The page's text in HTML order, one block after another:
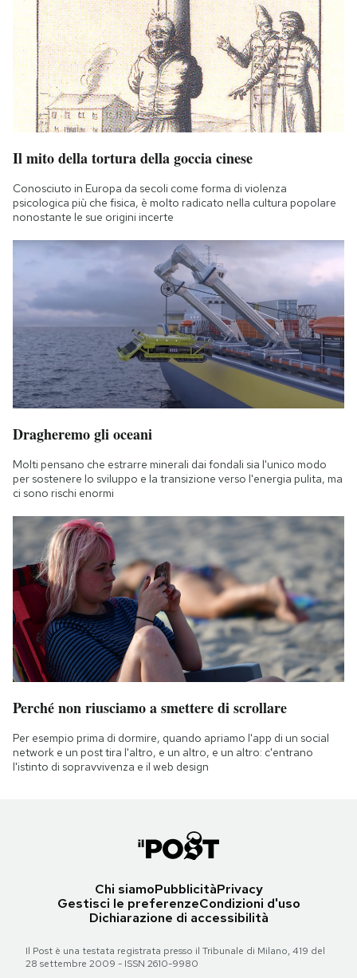
Il mito della tortura della goccia cinese
Conosciuto in Europa da secoli come forma di violenza
psicologica più che fisica, è molto radicato nella cultura popolare
nonostante le sue origini incerte
Dragheremo gli oceani
Molti pensano che estrarre minerali dai fondali sia l'unico modo
per sostenere lo sviluppo e la transizione verso l'energia pulita, ma
ci sono rischi enormi
Perché non riusciamo a smettere di scrollare
Per esempio prima di dormire, quando apriamo l'app di un social
network e un post tira l'altro, e un altro, e un altro: c'entrano
l'istinto di sopravvivenza e il web design
Chi siamoPubblicitàPrivacy
Gestisci le preferenzeCondizioni d'uso
Dichiarazione di accessibilità
Il Post è una testata registrata presso il Tribunale di Milano, 419 del
28 settembre 2009 - ISSN 2610-9980